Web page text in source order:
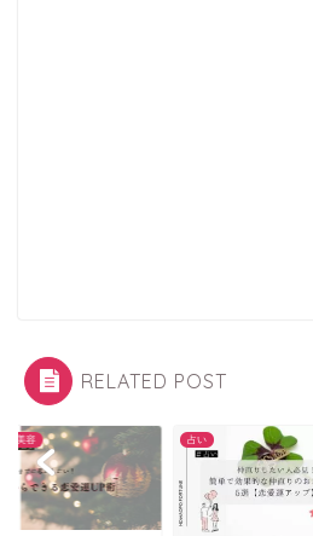
RELATED POST
・美容 占い